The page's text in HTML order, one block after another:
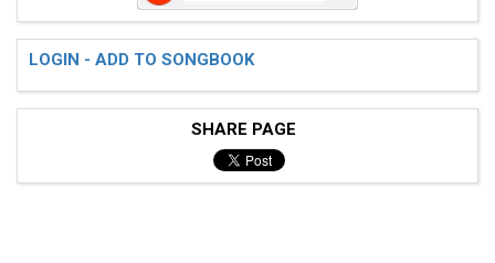
LOGIN - ADD TO SONGBOOK
SHARE PAGE